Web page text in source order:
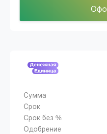
Сумма
Срок
Срок без %
Одобрение